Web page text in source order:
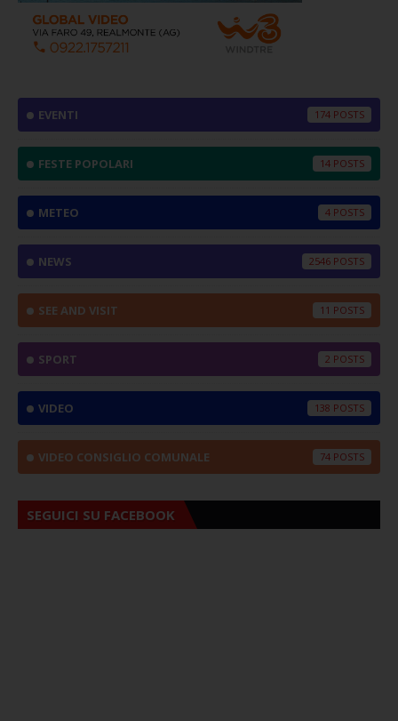
EVENTI 174
FESTE POPOLARI 14
METEO 4
NEWS 2546
SEE AND VISIT 11
SPORT 2
VIDEO 138
VIDEO CONSIGLIO COMUNALE 74
SEGUICI SU FACEBOOK